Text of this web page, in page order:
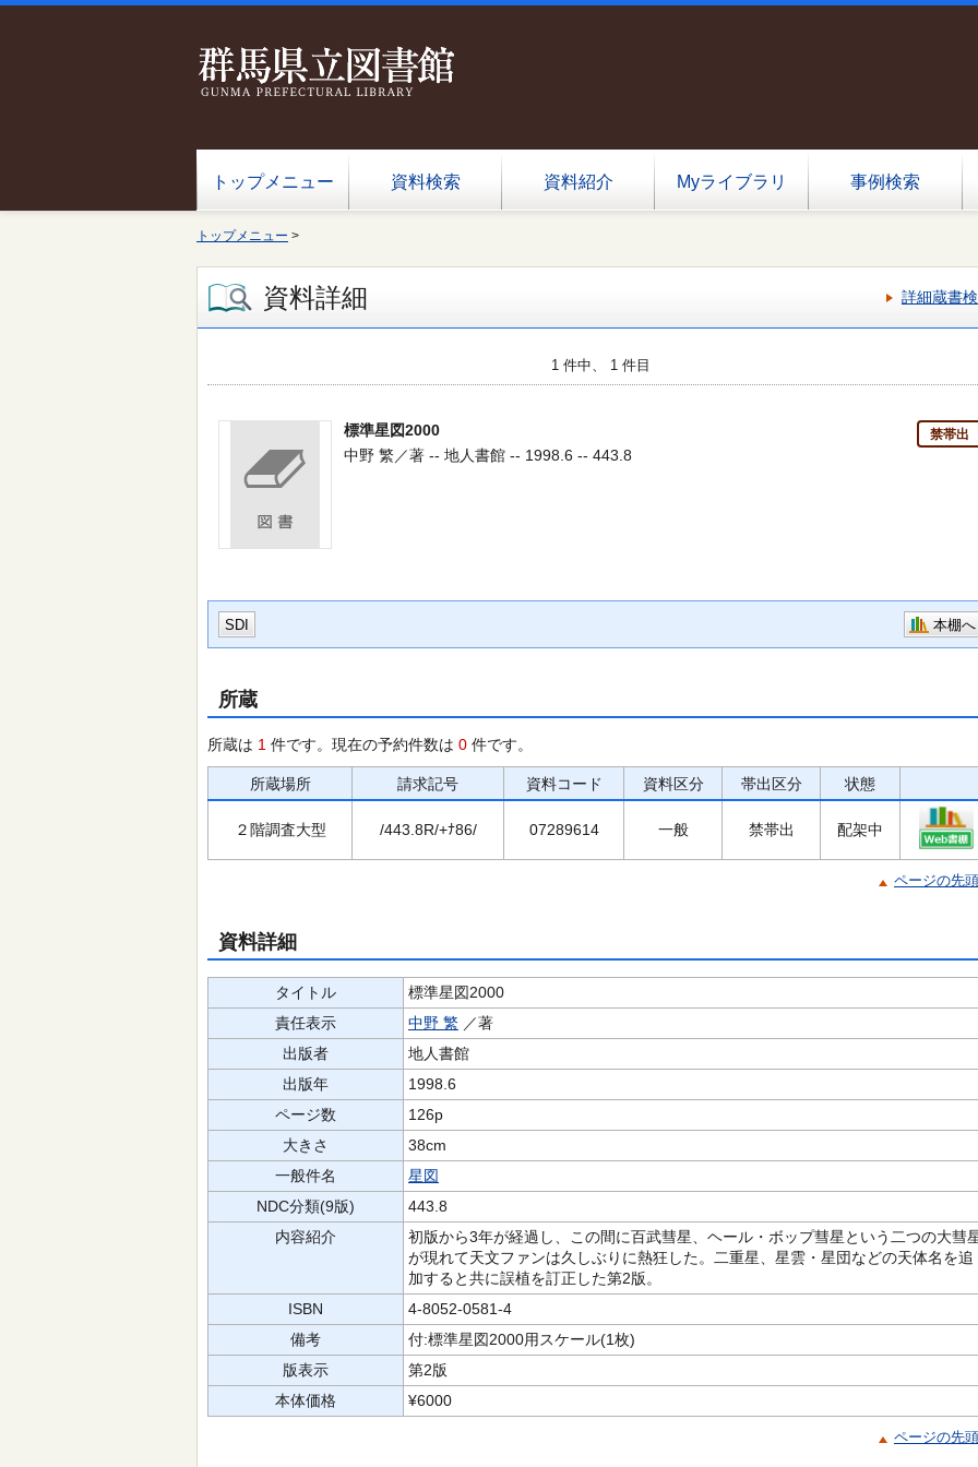
トップメニュー 資料検索 資料紹介 Myライブラリ 事例検索
トップメニュー >
資料詳細 詳細蔵書
1 件中、 1 件目
標準星図2000 禁帯出
中野 繁／著 -- 地人書館 -- 1998.6 -- 443.8
SDI 本棚へ
所蔵
所蔵は 1 件です。現在の予約件数は 0 件です。
所蔵場所 請求記号 資料コード 資料区分 帯出区分 状態
２階調査大型 /443.8R/+ﾅ86/ 07289614 一般 禁帯出 配架中
ページの先
資料詳細
タイトル
標準星図2000
責任表示
中野 繁 ／著
出版者
地人書館
出版年
1998.6
ページ数
126p
大きさ
38cm
一般件名
星図
NDC分類(9版)
443.8
内容紹介
初版から3年が経過し、この間に百武彗星、ヘール・ボップ彗星という二つの大彗
が現れて天文ファンは久しぶりに熱狂した。二重星、星雲・星団などの天体名を追
加すると共に誤植を訂正した第2版。
ISBN
4-8052-0581-4
備考
付:標準星図2000用スケール(1枚)
版表示
第2版
本体価格
¥6000
ページの先